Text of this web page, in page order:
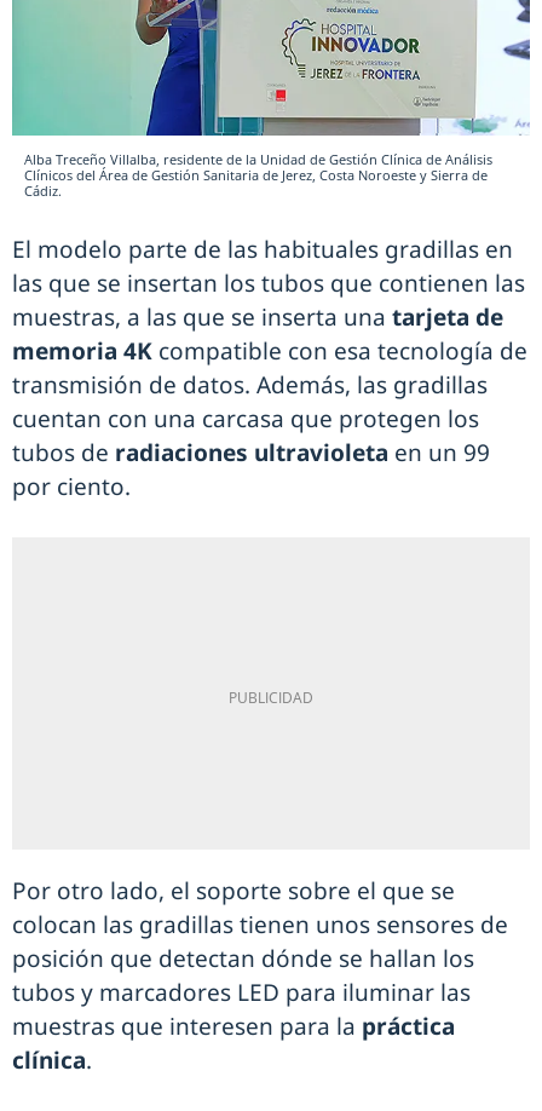
Alba Treceño Villalba, residente de la Unidad de Gestión Clínica de Análisis
Clínicos del Área de Gestión Sanitaria de Jerez, Costa Noroeste y Sierra de
Cádiz.
El modelo parte de las habituales gradillas en
las que se insertan los tubos que contienen las
muestras, a las que se inserta una tarjeta de
memoria 4K compatible con esa tecnología de
transmisión de datos. Además, las gradillas
cuentan con una carcasa que protegen los
tubos de radiaciones ultravioleta en un 99
por ciento.
Por otro lado, el soporte sobre el que se
colocan las gradillas tienen unos sensores de
posición que detectan dónde se hallan los
tubos y marcadores LED para iluminar las
muestras que interesen para la práctica
clínica.